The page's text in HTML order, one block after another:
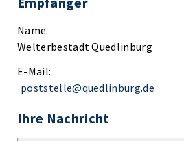
Name:
Welterbestadt Quedlinburg
E-Mail:
poststelle@quedlinburg.de
Ihre Nachricht